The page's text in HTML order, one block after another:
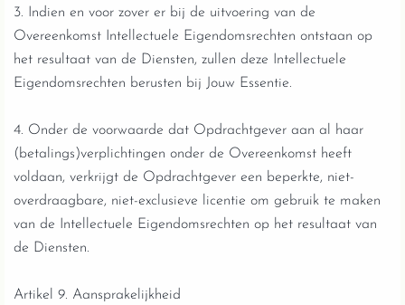
3. Indien en voor zover er bij de uitvoering van de
Overeenkomst Intellectuele Eigendomsrechten ontstaan op
het resultaat van de Diensten, zullen deze Intellectuele
Eigendomsrechten berusten bij Jouw Essentie.
4. Onder de voorwaarde dat Opdrachtgever aan al haar
(betalings)verplichtingen onder de Overeenkomst heeft
voldaan, verkrijgt de Opdrachtgever een beperkte, niet-
overdraagbare, niet-exclusieve licentie om gebruik te maken
van de Intellectuele Eigendomsrechten op het resultaat van
de Diensten.
Artikel 9. Aansprakelijkheid